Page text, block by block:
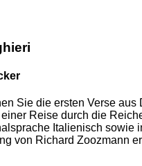
Sie die ersten Verse aus
einer Reise durch die
Italienisch sowie
von Richard Zoozmann